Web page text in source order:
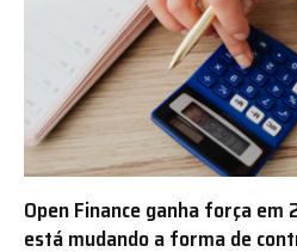
Open Finance ganha força
está mudando a forma de